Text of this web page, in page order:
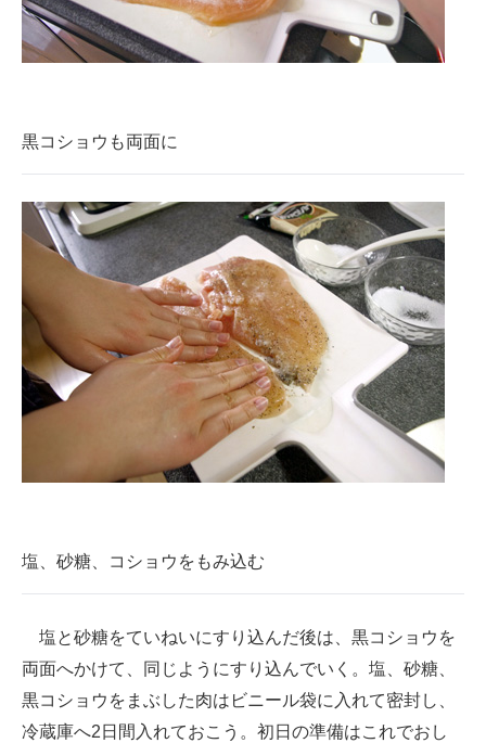
黒コショウも両面に
塩、砂糖、コショウをもみ込む
塩と砂糖をていねいにすり込んだ後は、黒コショウを
両面へかけて、同じようにすり込んでいく。塩、砂糖、
黒コショウをまぶした肉はビニール袋に入れて密封し、
冷蔵庫へ2日間入れておこう。初日の準備はこれでおし